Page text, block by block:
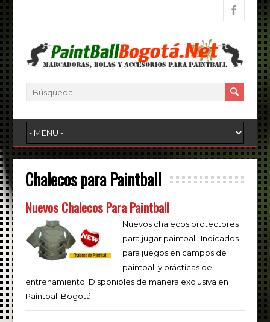
Chalecos para Paintball
Nuevos Chalecos Para Paintball
Nuevos chalecos protectores
para jugar paintball. Indicados
para juegos en campos de
paintball y prácticas de
entrenamiento. Disponibles de manera exclusiva en
Paintball Bogotá.